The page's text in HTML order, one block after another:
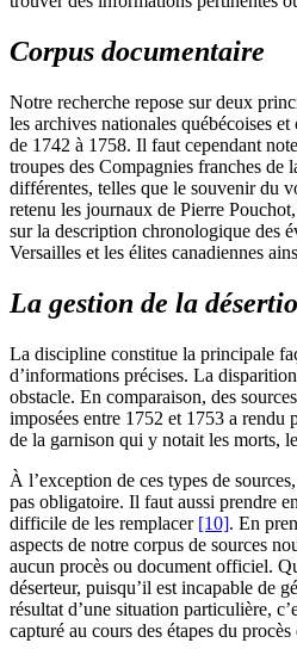
Corpus documentaire
Notre recherche repose sur deux
les archives nationales québécoises
de 1742 à 1758. Il faut cependant
troupes des Compagnies franches
différentes, telles que le souvenir du
retenu les journaux de Pierre
sur la description chronologique des
Versailles et les élites canadiennes
La gestion de la
La discipline constitue la principale
d’informations précises. La
obstacle. En comparaison, des
imposées entre 1752 et 1753 a
de la garnison qui y notait les morts,
À l’exception de ces types de
pas obligatoire. Il faut aussi prendre
difficile de les remplacer [10]. En
aspects de notre corpus de sources
aucun procès ou document officiel.
déserteur, puisqu’il est incapable de
résultat d’une situation particulière,
capturé au cours des étapes du